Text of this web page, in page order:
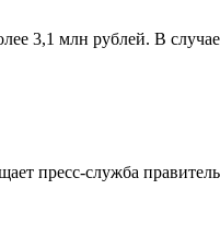
3,1 млн рублей. В
пресс-служба